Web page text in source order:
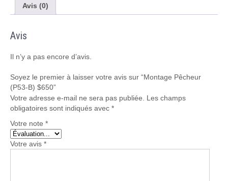
$650Avis (0)
Avis
Il n’y a pas encore d’avis.
Soyez le premier à laisser votre avis sur “Montage Pêcheur
(P53-B) $650”
Votre adresse e-mail ne sera pas publiée.
Les champs
obligatoires sont indiqués avec *
Votre note *
Votre avis *